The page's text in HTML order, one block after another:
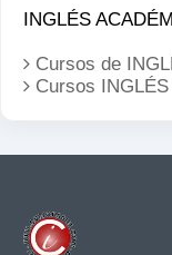
INGLÉS
Cursos de
Cursos